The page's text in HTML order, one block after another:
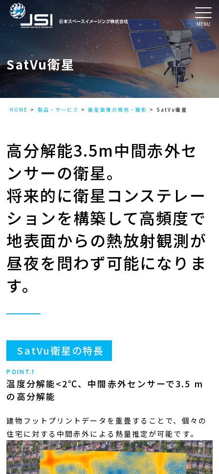
MENU
HOME 製品・サービス 衛星画像の販売・撮影 SatVu衛星
SatVu衛星
高分解能3.5m中間赤外セ
ンサーの衛星。
将来的に衛星コンステレー
ションを構築して高頻度で
地表面からの熱放射観測が
昼夜を問わず可能になりま
す。
SatVu衛星の特長
POINT.1
温度分解能<2℃、中間赤外センサーで3.5 m
の高分解能
建物フットプリントデータを重畳することで、個々の
住宅に対する中間赤外による熱量推定が可能です。